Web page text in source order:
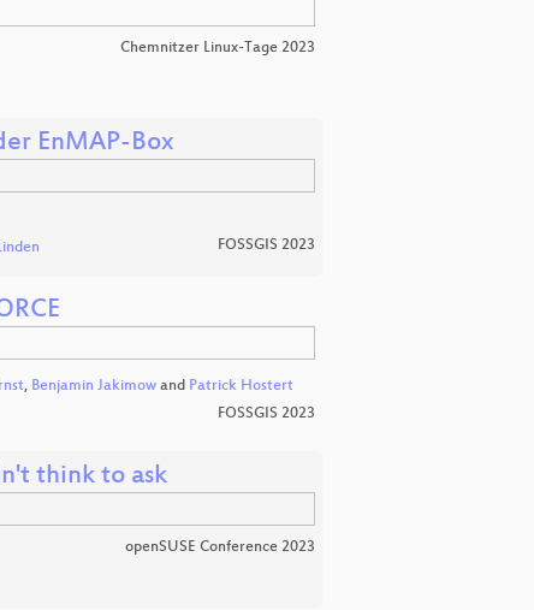
Chemnitzer Linux-Tage 2023
EnMAP-Box
FOSSGIS 2023
, Benjamin Jakimowand Patrick Hostert
FOSSGIS 2023
think to ask
openSUSE Conference 2023